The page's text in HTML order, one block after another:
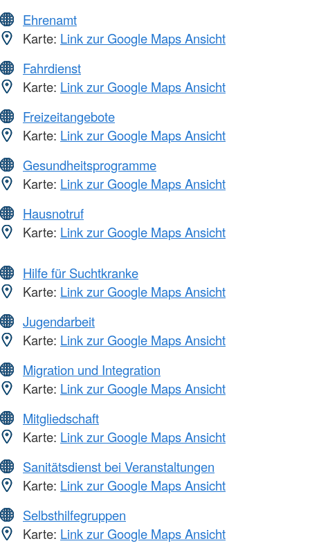
Ehrenamt
Karte: Link zur Google Maps Ansicht
Fahrdienst
Karte: Link zur Google Maps Ansicht
Freizeitangebote
Karte: Link zur Google Maps Ansicht
Gesundheitsprogramme
Karte: Link zur Google Maps Ansicht
Hausnotruf
Karte: Link zur Google Maps Ansicht
Hilfe für Suchtkranke
Karte: Link zur Google Maps Ansicht
Jugendarbeit
Karte: Link zur Google Maps Ansicht
Migration und Integration
Karte: Link zur Google Maps Ansicht
Mitgliedschaft
Karte: Link zur Google Maps Ansicht
Sanitätsdienst bei Veranstaltungen
Karte: Link zur Google Maps Ansicht
Selbsthilfegruppen
Karte: Link zur Google Maps Ansicht